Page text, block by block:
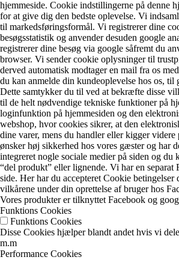
hjemmeside. Cookie indstillingerne på denne
for at give dig den bedste oplevelse. Vi
til markedsføringsformål. Vi registrerer dine
besøgsstatistik og anvender desuden google
registrerer dine besøg via google såfremt du
browser. Vi sender cookie oplysninger til
derved automatisk modtager en mail fra os
du kan anmelde din kundeoplevelse hos os, til
Dette samtykker du til ved at bekræfte disse
til de helt nødvendige tekniske funktioner på
loginfunktion på hjemmesiden og den
webshop, hvor cookies sikrer, at den
dine varer, mens du handler eller kigger videre
ønsker høj sikkerhed hos vores gæster og har
integreret nogle sociale medier på siden og
“del produkt” eller lignende. Vi har en separat
side. Her har du accepteret Cookie betingelser
vilkårene under din oprettelse af bruger hos
Vores produkter er tilknyttet Facebook og
Funktions Cookies
Funktions Cookies
Disse Cookies hjælper blandt andet hvis vi
m.m
Performance Cookies